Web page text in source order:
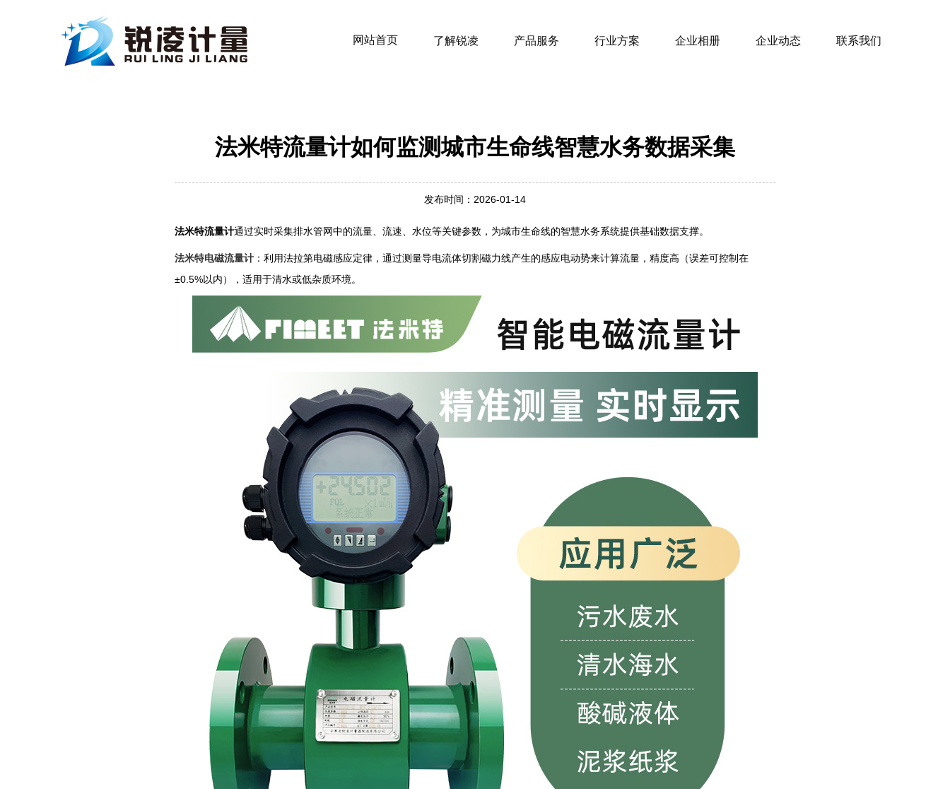
网站首页 了解锐凌 产品服务 行业方案 企业相册 企业动态 联系我们
法米特流量计如何监测城市生命线智慧水务数据采集
发布时间：2026-01-14
法米特流量计通过实时采集排水管网中的流量、流速、水位等关键参数，为城市生命线的智慧水务系统提供基础数据支撑。‌
‌法米特电磁流量计‌ ：利用法拉第电磁感应定律，通过测量导电流体切割磁力线产生的感应电动势来计算流量，精度高（误差可控制在
±0.5%以内），适用于清水或低杂质环境。